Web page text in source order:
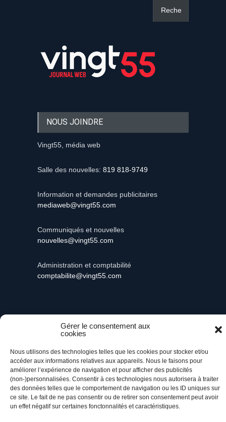
Gérer le consentement aux
cookies
Nous utilisons des technologies telles que les cookies pour stocker et/ou
accéder aux informations relatives aux appareils. Nous le faisons pour
améliorer l’expérience de navigation et pour afficher des publicités
(non-)personnalisées. Consentir à ces technologies nous autorisera à traiter
des données telles que le comportement de navigation ou les ID uniques sur
ce site. Le fait de ne pas consentir ou de retirer son consentement peut avoir
un effet négatif sur certaines fonctonnalités et caractéristiques.
NOUS JOINDRE
Vingt55, média web
Salle des nouvelles: 819 818-9749
Information et demandes publicitaires
mediaweb@vingt55.com
Communiqués et nouvelles
nouvelles@vingt55.com
Administration et comptabilité
comptabilite@vingt55.com
Vingt55©Propulsé par Versom VR - Tous droits
réservés.
Retour à l’accueil